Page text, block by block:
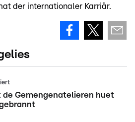
der internationaler Karriär.
de Gemengenatelieren huet